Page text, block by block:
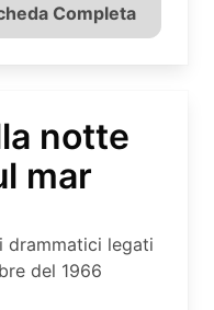
Completa
notte
mar
drammatici legati
del 1966